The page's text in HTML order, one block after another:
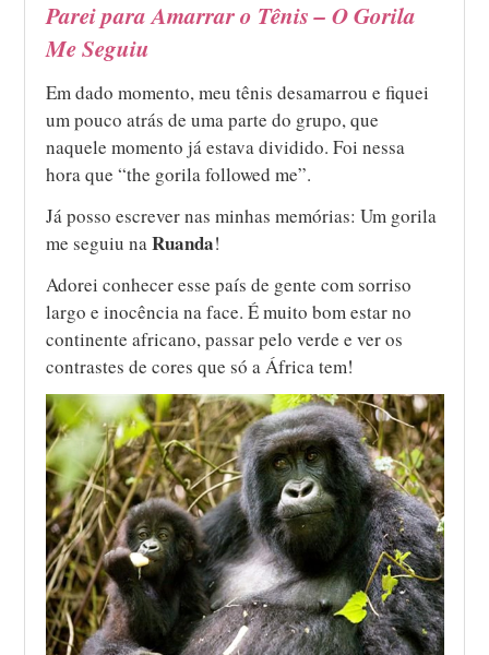
Parei para Amarrar o Tênis – O Gorila
Me Seguiu
Em dado momento, meu tênis desamarrou e fiquei
um pouco atrás de uma parte do grupo, que
naquele momento já estava dividido. Foi nessa
hora que “the gorila followed me”.
Já posso escrever nas minhas memórias: Um gorila
me seguiu naRuanda!
Adorei conhecer esse país de gente com sorriso
largo e inocência na face. É muito bom estar no
continente africano, passar pelo verde e ver os
contrastes de cores que só a África tem!